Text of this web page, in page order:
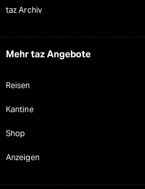
taz Archiv
Mehr taz Angebote
Reisen
Kantine
Shop
Anzeigen